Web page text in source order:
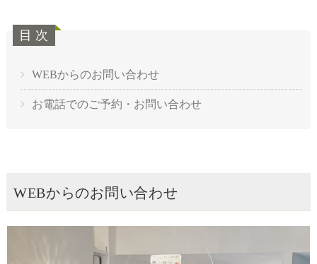
WEBからのお問い合わせ
お電話でのご予約・お問い合わせ
WEBからのお問い合わせ